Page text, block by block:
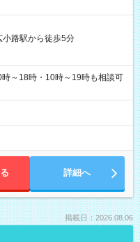
小路駅から徒歩5分
～18時・10時～19時も相談可
詳細へ
掲載日：2026.08.06